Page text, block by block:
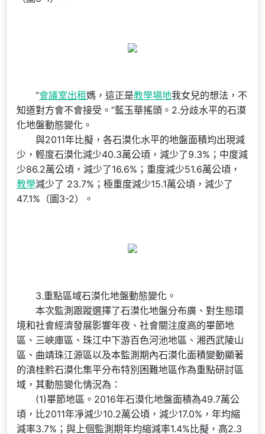
“會議室出租媽，這正是教學場地我女兒的想法，不
知道對方會不會接受。”藍玉華搖頭。2.分歧水平的石漠
化地盤動態變化。
與2011年比擬，各石漠化水平的地盤面積均出現減
少，輕度石漠化減少40.3萬公頃，減少了9.3%；中度減
少86.2萬公頃，減少了16.6%；重度減少51.6萬公頃，
教學減少了 23.7%；極重度減少15.1萬公頃，減少了
47.1%（圖3-2）。
3.重點區域石漠化地盤動態變化。
本次監測跟蹤選擇了石漠化地盤分布廣、對生態環
境和社會經濟發展影響年夜、社會關注度高的畢節地
區、三峽庫區、珠江中下游百色河池地區、湘西武陵山
區、曲靖珠江源區以及本監測期內石漠化面積變動顯著
的滇桂黔石漠化集平分布特別困難地區作為重點研討區
域，其動態變化情況為：
(1)畢節地區。2016年石漠化地盤面積為49.7萬公
頃，比2011年凈減少10.2萬公頃，減少17.0%，年均縮
減率3.7%；與上個監測期年均縮減率1.4%比擬，高2.3